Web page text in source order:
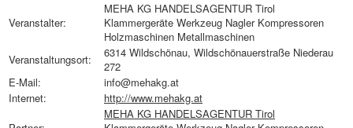
Veranstalter:
MEHA KG HANDELSAGENTUR Tirol
Klammergeräte Werkzeug Nagler Kompressoren
Holzmaschinen Metallmaschinen
Veranstaltungsort:
6314 Wildschönau, Wildschönauerstraße Niederau
272
E-Mail:
info@mehakg.at
Internet:
http://www.mehakg.at
MEHA KG HANDELSAGENTUR Tirol